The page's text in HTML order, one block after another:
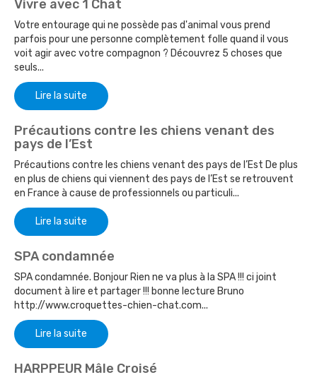
Vivre avec 1 Chat
Votre entourage qui ne possède pas d'animal vous prend
parfois pour une personne complètement folle quand il vous
voit agir avec votre compagnon ? Découvrez 5 choses que
seuls...
Lire la suite
Précautions contre les chiens venant des
pays de l’Est
Précautions contre les chiens venant des pays de l’Est De plus
en plus de chiens qui viennent des pays de l’Est se retrouvent
en France à cause de professionnels ou particuli...
Lire la suite
SPA condamnée
SPA condamnée. Bonjour Rien ne va plus à la SPA !!! ci joint
document à lire et partager !!! bonne lecture Bruno
http://www.croquettes-chien-chat.com...
Lire la suite
HARPPEUR Mâle Croisé